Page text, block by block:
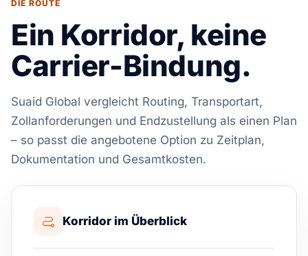
DIE ROUTE
Ein Korridor, keine
Carrier-Bindung.
Suaid Global vergleicht Routing, Transportart,
Zollanforderungen und Endzustellung als einen Plan
– so passt die angebotene Option zu Zeitplan,
Dokumentation und Gesamtkosten.
Korridor im Überblick